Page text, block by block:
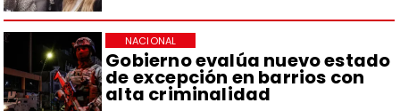
Gobierno evalúa nuevo estado
de excepción en barrios con
alta criminalidad
NACIONAL